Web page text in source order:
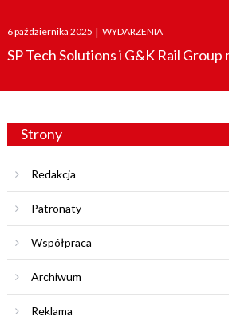
Posted
on
6 października 2025 | WYDARZENIA
SP Tech Solutions i G&K Rail
Strony
Redakcja
Patronaty
Współpraca
Archiwum
Reklama